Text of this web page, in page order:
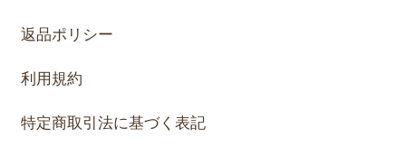
返品ポリシー
利用規約
特定商取引法に基づく表記